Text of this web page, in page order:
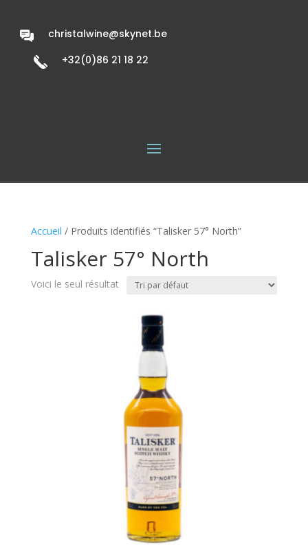
christalwine@skynet.be
+32(0)86 21 18 22
Accueil / Produits identifiés “Talisker 57° North”
Talisker 57° North
Voici le seul résultat